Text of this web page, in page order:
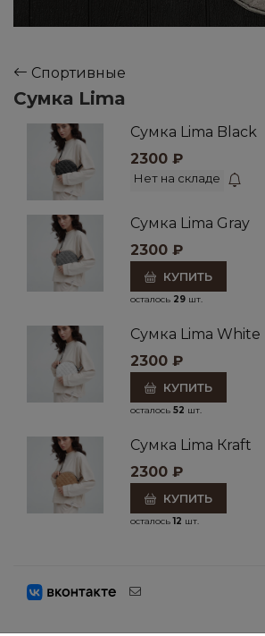
Спортивные
Сумка Lima
Сумка Lima Black
2300 ₽
Нет на складе
Сумка Lima Gray
2300 ₽
КУПИТЬ
осталось 29шт.
Сумка Lima White
2300 ₽
КУПИТЬ
осталось 52 шт.
Сумка Lima Кraft
2300 ₽
КУПИТЬ
осталось12 шт.